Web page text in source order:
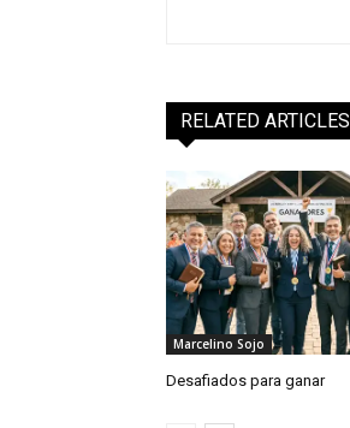
RELATED ARTICLES
Marcelino Sojo
Desafiados para ganar